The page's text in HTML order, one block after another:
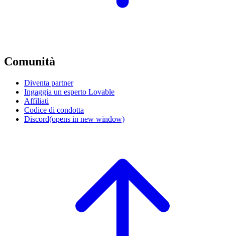
Comunità
Diventa partner
Ingaggia un esperto Lovable
Affiliati
Codice di condotta
Discord(opens in new window)